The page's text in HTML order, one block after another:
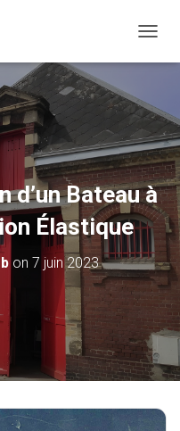
U
I
/
F
E
R
M
E
L
A
N
V
I
G
A
Bateau à
Élastique
on 7 juin 2023